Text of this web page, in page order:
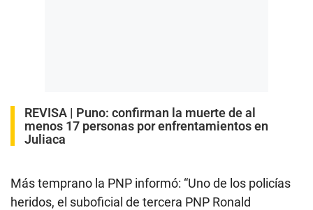
REVISA | Puno: confirman la muerte de al
menos 17 personas por enfrentamientos en
Juliaca
Más temprano la PNP informó: “Uno de los policías
heridos, el suboficial de tercera PNP Ronald